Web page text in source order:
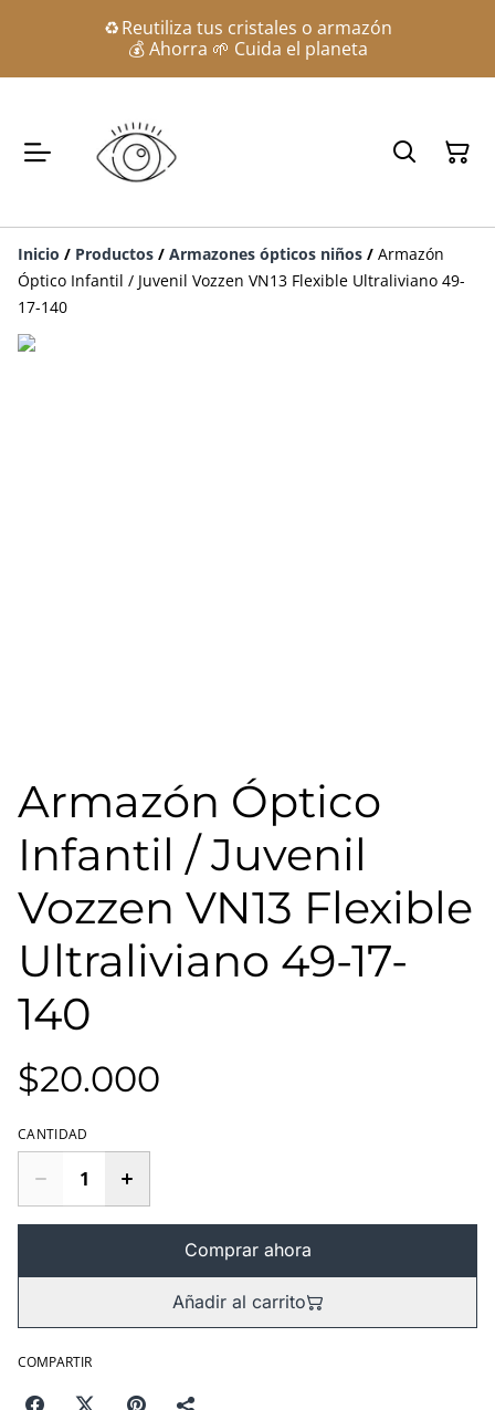
♻️ Reutiliza tus cristales o armazón
💰 Ahorra 🌱 Cuida el planeta
Inicio / Productos / Armazones ópticos niños / Armazón
Óptico Infantil / Juvenil Vozzen VN13 Flexible Ultraliviano 49-
17-140
Armazón Óptico
Infantil / Juvenil
Vozzen VN13 Flexible
Ultraliviano 49-17-
140
$20.000
CANTIDAD
Comprar ahora
Añadir al carrito
COMPARTIR